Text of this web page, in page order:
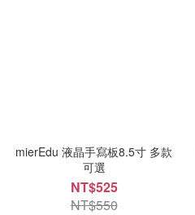
mierEdu 液晶手寫板8.5寸 多款
可選
NT$525
NT$550